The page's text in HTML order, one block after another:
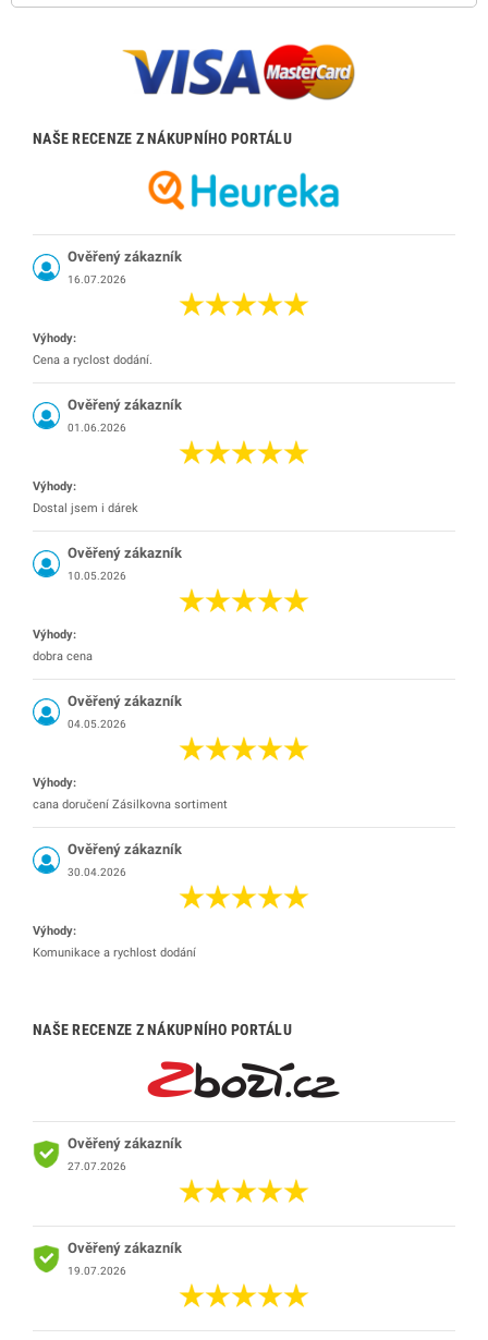
NAŠE RECENZE Z NÁKUPNÍHO PORTÁLU
Ověřený zákazník
16.07.2026
Výhody:
Cena a ryclost dodání.
Ověřený zákazník
01.06.2026
Výhody:
Dostal jsem i dárek
Ověřený zákazník
10.05.2026
Výhody:
dobra cena
Ověřený zákazník
04.05.2026
Výhody:
cana doručení Zásilkovna sortiment
Ověřený zákazník
30.04.2026
Výhody:
Komunikace a rychlost dodání
NAŠE RECENZE Z NÁKUPNÍHO PORTÁLU
Ověřený zákazník
27.07.2026
Ověřený zákazník
19.07.2026